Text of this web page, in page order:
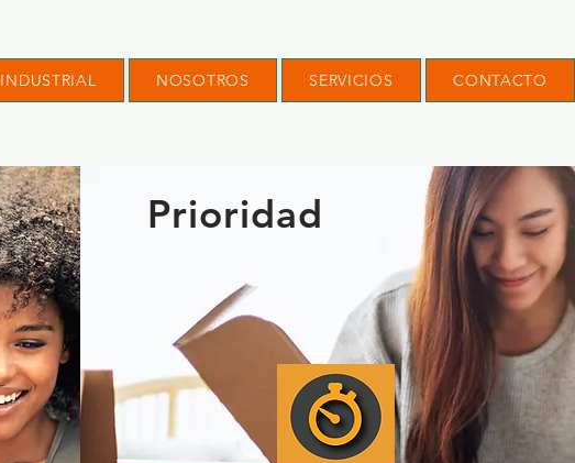
INDUSTRIAL NOSOTROS SERVICIOS CONTACTO
Prioridad